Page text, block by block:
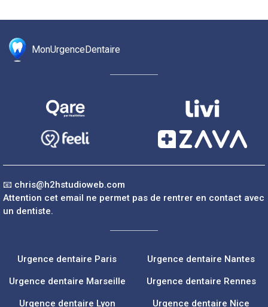
MonUrgenceDentaire
📧 chris@h2hstudioweb.com
Attention cet email ne permet pas de rentrer en contact avec
un dentiste.
Urgence dentaire Paris
Urgence dentaire Marseille
Urgence dentaire Lyon
Urgence dentaire Nantes
Urgence dentaire Rennes
Urgence dentaire Nice